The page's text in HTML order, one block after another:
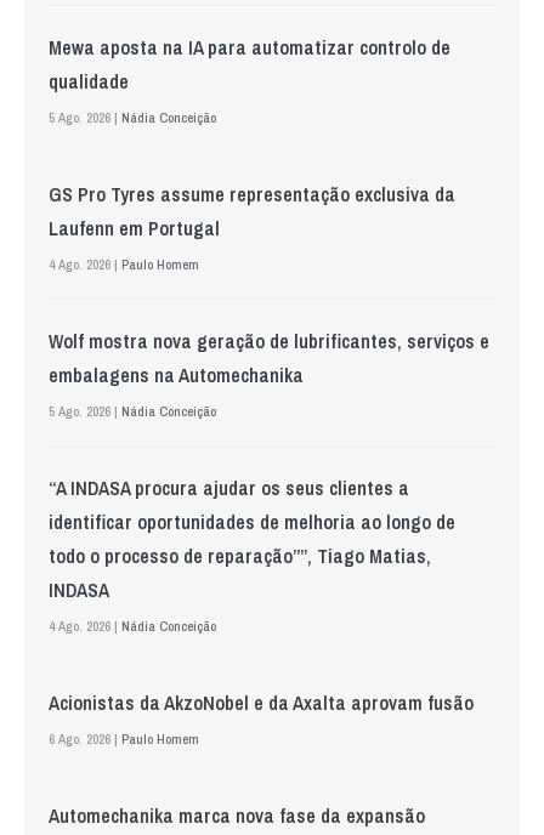
Mewa aposta na IA para automatizar controlo de
qualidade
5 Ago. 2026 | Nádia Conceição
GS Pro Tyres assume representação exclusiva da
Laufenn em Portugal
4 Ago. 2026 | Paulo Homem
Wolf mostra nova geração de lubrificantes, serviços e
embalagens na Automechanika
5 Ago. 2026 | Nádia Conceição
“A INDASA procura ajudar os seus clientes a
identificar oportunidades de melhoria ao longo de
todo o processo de reparação””, Tiago Matias,
INDASA
4 Ago. 2026 | Nádia Conceição
Acionistas da AkzoNobel e da Axalta aprovam fusão
6 Ago. 2026 | Paulo Homem
Automechanika marca nova fase da expansão